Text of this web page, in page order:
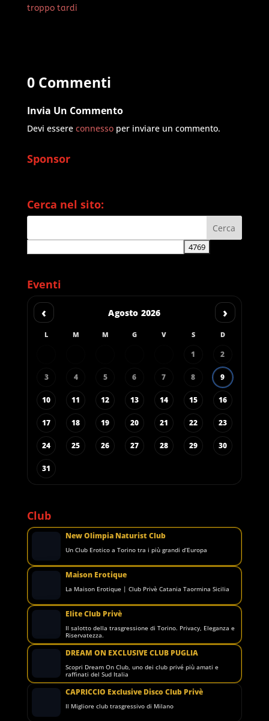
troppo tardi
0 Commenti
Invia Un Commento
Devi essere connessoper inviare un commento.
Sponsor
Cerca nel sito:
Eventi
‹ Agosto 2026 ›
L M M G V S D
1 2
3 4 5 6 7 8 9
10 11 12 13 14 15 16
17 18 19 20 21 22 23
24 25 26 27 28 29 30
31
Club
New Olimpia Naturist Club
Un Club Erotico a Torino tra i più grandi d’Europa
Maison Erotique
La Maison Erotique | Club Privè Catania Taormina Sicilia
Elite Club Privè
Il salotto della trasgressione di Torino. Privacy, Eleganza e
Riservatezza.
DREAM ON EXCLUSIVE CLUB PUGLIA
Scopri Dream On Club, uno dei club privé più amati e
raffinati del Sud Italia
CAPRICCIO Exclusive Disco Club Privè
Il Migliore club trasgressivo di Milano